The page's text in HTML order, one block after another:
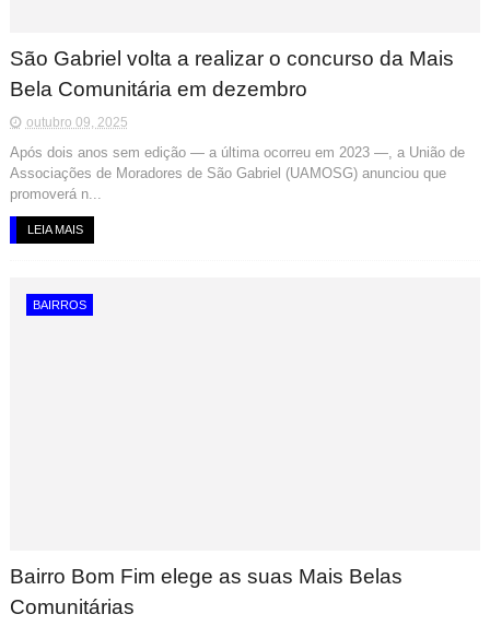
São Gabriel volta a realizar o concurso da Mais
Bela Comunitária em dezembro
outubro 09, 2025
Após dois anos sem edição — a última ocorreu em 2023 —, a União de
Associações de Moradores de São Gabriel (UAMOSG) anunciou que
promoverá n...
LEIA MAIS
BAIRROS
Bairro Bom Fim elege as suas Mais Belas
Comunitárias